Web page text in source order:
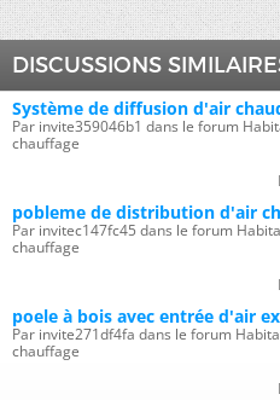
DISCUSSIONS
Système de diffusion d'air
Par invite359046b1 dans le forum
chauffage
pobleme de distribution d'air
Par invitec147fc45 dans le forum
chauffage
poele à bois avec entrée d'air
Par invite271df4fa dans le forum
chauffage